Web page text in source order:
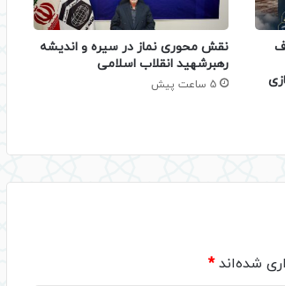
نقش محوری نماز در سیره و اندیشه
رهبرشهید انقلاب اسلامی
5 ساعت پیش
شده‌اند*